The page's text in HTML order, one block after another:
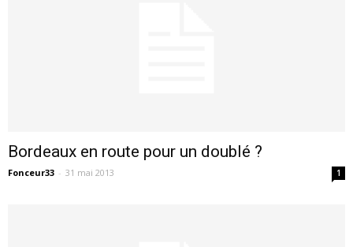
Bordeaux en route pour un doublé ?
Fonceur33 - 31 mai 2013 1